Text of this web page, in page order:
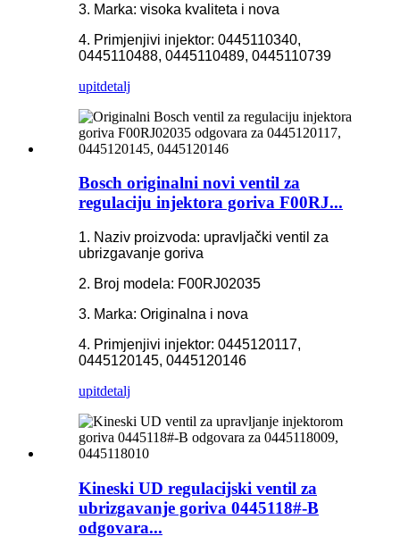
3. Marka: visoka kvaliteta i nova
4. Primjenjivi injektor: 0445110340,
0445110488, 0445110489, 0445110739
upitdetalj
Bosch originalni novi ventil za
regulaciju injektora goriva F00RJ...
1. Naziv proizvoda: upravljački ventil za
ubrizgavanje goriva
2. Broj modela: F00RJ02035
3. Marka: Originalna i nova
4. Primjenjivi injektor: 0445120117,
0445120145, 0445120146
upitdetalj
Kineski UD regulacijski ventil za
ubrizgavanje goriva 0445118#-B
odgovara...